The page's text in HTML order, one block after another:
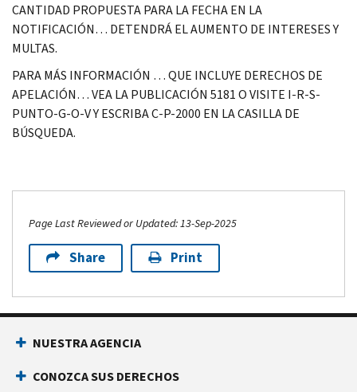
CANTIDAD PROPUESTA PARA LA FECHA EN LA
NOTIFICACIÓN… DETENDRÁ EL AUMENTO DE INTERESES Y
MULTAS.
PARA MÁS INFORMACIÓN … QUE INCLUYE DERECHOS DE
APELACIÓN… VEA LA PUBLICACIÓN 5181 O VISITE I-R-S-
PUNTO-G-O-V Y ESCRIBA C-P-2000 EN LA CASILLA DE
BÚSQUEDA.
Page Last Reviewed or Updated: 13-Sep-2025
Share Print
NUESTRA AGENCIA
CONOZCA SUS DERECHOS